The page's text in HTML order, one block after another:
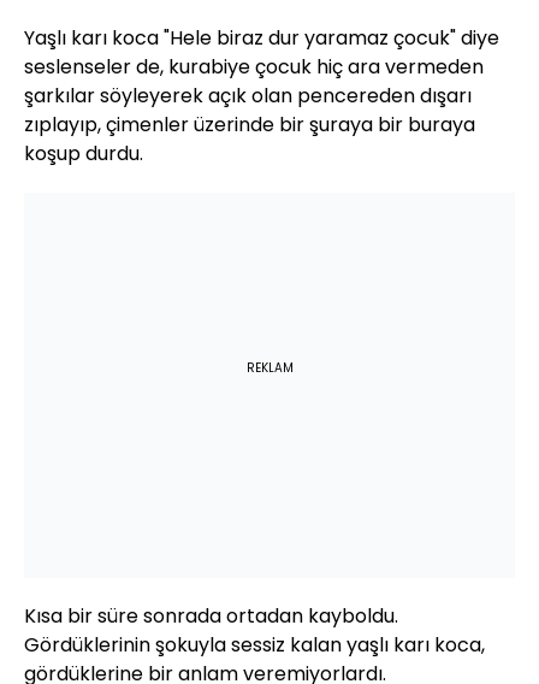
Yaşlı karı koca "Hele biraz dur yaramaz çocuk" diye
seslenseler de, kurabiye çocuk hiç ara vermeden
şarkılar söyleyerek açık olan pencereden dışarı
zıplayıp, çimenler üzerinde bir şuraya bir buraya
koşup durdu.
REKLAM
Kısa bir süre sonrada ortadan kayboldu.
Gördüklerinin şokuyla sessiz kalan yaşlı karı koca,
gördüklerine bir anlam veremiyorlardı.